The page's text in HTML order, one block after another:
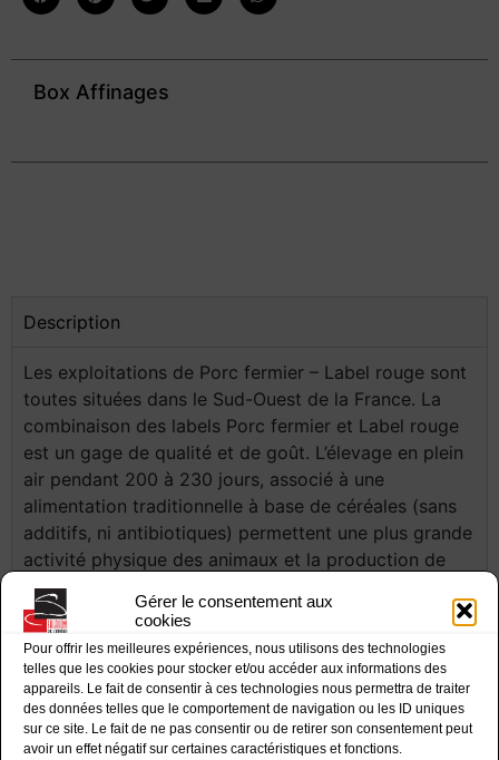
Gérer le consentement aux
cookies
Pour offrir les meilleures expériences, nous utilisons des technologies
telles que les cookies pour stocker et/ou accéder aux informations des
appareils. Le fait de consentir à ces technologies nous permettra de traiter
des données telles que le comportement de navigation ou les ID uniques
sur ce site. Le fait de ne pas consentir ou de retirer son consentement peut
avoir un effet négatif sur certaines caractéristiques et fonctions.
Box Affinages
Description
Les exploitations de Porc fermier – Label rouge sont
toutes situées dans le Sud-Ouest de la France. La
combinaison des labels Porc fermier et Label rouge
est un gage de qualité et de goût. L’élevage en plein
air pendant 200 à 230 jours, associé à une
alimentation traditionnelle à base de céréales (sans
additifs, ni antibiotiques) permettent une plus grande
activité physique des animaux et la production de
jambons de qualité supérieure. Ils sont ensuite salés
un par un et à la main avec du sel de Salies-de-Béarn
et séchés dans nos caves au cœur de l’aire
géographique IGP Jambon de Bayonne. (Indication
géographique protégée)
Ingrédients : Jambon de porc fermier du Sud-Ouest ,